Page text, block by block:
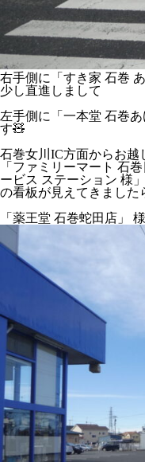
右手側に「すき家 石巻
少し直進しまして
左手側に「一本堂 石巻
す🧸
石巻女川IC方面からお越
「ファミリーマート 石
ービス ステーション 様」
の看板が見えてきました
「薬王堂 石巻蛇田店」